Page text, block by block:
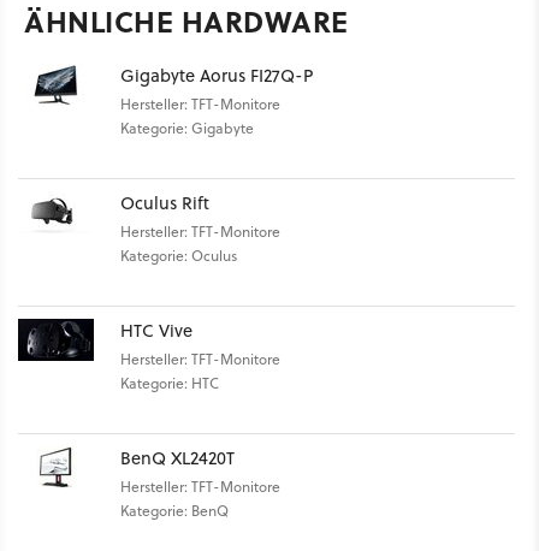
ÄHNLICHE HARDWARE
Gigabyte Aorus FI27Q-P
Hersteller: TFT-Monitore
Kategorie: Gigabyte
Oculus Rift
Hersteller: TFT-Monitore
Kategorie: Oculus
HTC Vive
Hersteller: TFT-Monitore
Kategorie: HTC
BenQ XL2420T
Hersteller: TFT-Monitore
Kategorie: BenQ